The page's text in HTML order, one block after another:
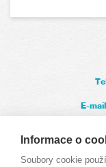
E-
Informace o
Soubory cookie